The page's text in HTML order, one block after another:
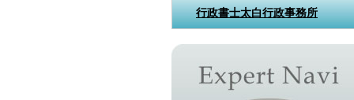
行政書士太白行政事務所